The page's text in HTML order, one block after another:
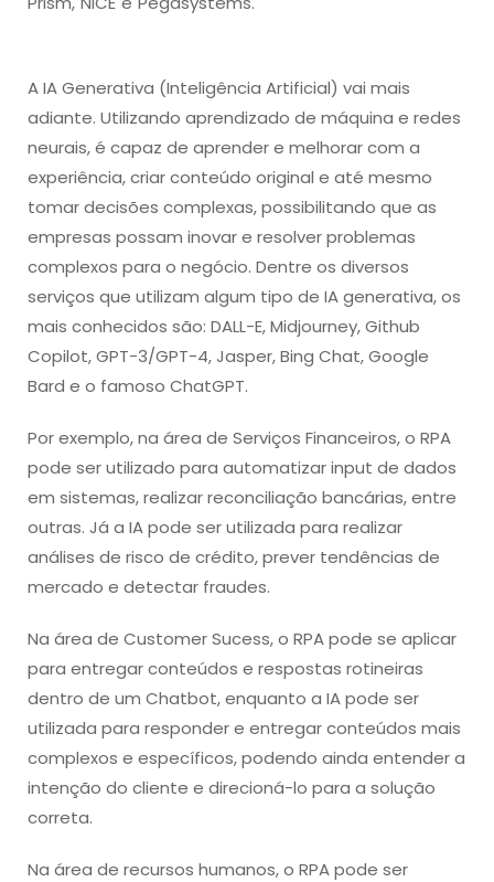
A IA Generativa (Inteligência Artificial) vai mais
adiante. Utilizando aprendizado de máquina e redes
neurais, é capaz de aprender e melhorar com a
experiência, criar conteúdo original e até mesmo
tomar decisões complexas, possibilitando que as
empresas possam inovar e resolver problemas
complexos para o negócio. Dentre os diversos
serviços que utilizam algum tipo de IA generativa, os
mais conhecidos são: DALL-E, Midjourney, Github
Copilot, GPT-3/GPT-4, Jasper, Bing Chat, Google
Bard e o famoso ChatGPT.
Por exemplo, na área de Serviços Financeiros, o RPA
pode ser utilizado para automatizar input de dados
em sistemas, realizar reconciliação bancárias, entre
outras. Já a IA pode ser utilizada para realizar
análises de risco de crédito, prever tendências de
mercado e detectar fraudes.
Na área de Customer Sucess, o RPA pode se aplicar
para entregar conteúdos e respostas rotineiras
dentro de um Chatbot, enquanto a IA pode ser
utilizada para responder e entregar conteúdos mais
complexos e específicos, podendo ainda entender a
intenção do cliente e direcioná-lo para a solução
correta.
Na área de recursos humanos, o RPA pode ser